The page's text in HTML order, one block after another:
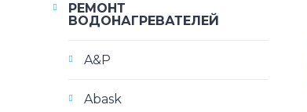
РЕМОНТ
ВОДОНАГРЕВАТЕЛЕЙ
A&P
Abask